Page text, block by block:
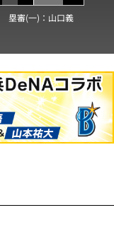
塁審(一)： 山口義